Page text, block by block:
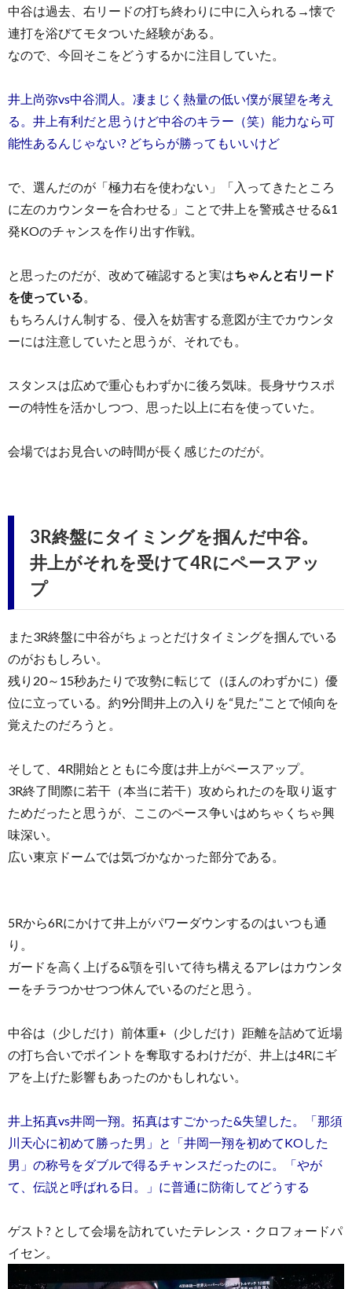
中谷は過去、右リードの打ち終わりに中に入られる→懐で
連打を浴びてモタついた経験がある。
なので、今回そこをどうするかに注目していた。
井上尚弥vs中谷潤人。凄まじく熱量の低い僕が展望を考え
る。井上有利だと思うけど中谷のキラー（笑）能力なら可
能性あるんじゃない? どちらが勝ってもいいけど
で、選んだのが「極力右を使わない」「入ってきたところ
に左のカウンターを合わせる」ことで井上を警戒させる&1
発KOのチャンスを作り出す作戦。
と思ったのだが、改めて確認すると実はちゃんと右リード
を使っている
もちろんけん制する、侵入を妨害する意図が主でカウンタ
ーには注意していたと思うが、それでも。
スタンスは広めで重心もわずかに後ろ気味。長身サウスポ
ーの特性を活かしつつ、思った以上に右を使っていた。
会場ではお見合いの時間が長く感じたのだが。
3R終盤にタイミングを掴んだ中谷。
井上がそれを受けて4Rにペースアッ
プ
また3R終盤に中谷がちょっとだけタイミングを掴んでいる
のがおもしろい。
残り20～15秒あたりで攻勢に転じて（ほんのわずかに）優
位に立っている。約9分間井上の入りを“見た”ことで傾向を
覚えたのだろうと。
そして、4R開始とともに今度は井上がペースアップ。
3R終了間際に若干（本当に若干）攻められたのを取り返す
ためだったと思うが、ここのペース争いはめちゃくちゃ興
味深い。
広い東京ドームでは気づかなかった部分である。
5Rから6Rにかけて井上がパワーダウンするのはいつも通
り。
ガードを高く上げる&顎を引いて待ち構えるアレはカウンタ
ーをチラつかせつつ休んでいるのだと思う。
中谷は（少しだけ）前体重+（少しだけ）距離を詰めて近場
の打ち合いでポイントを奪取するわけだが、井上は4Rにギ
アを上げた影響もあったのかもしれない。
井上拓真vs井岡一翔。拓真はすごかった&失望した。「那須
川天心に初めて勝った男」と「井岡一翔を初めてKOした
男」の称号をダブルで得るチャンスだったのに。「やが
て、伝説と呼ばれる日。」に普通に防衛してどうする
ゲスト? として会場を訪れていたテレンス・クロフォードパ
イセン。